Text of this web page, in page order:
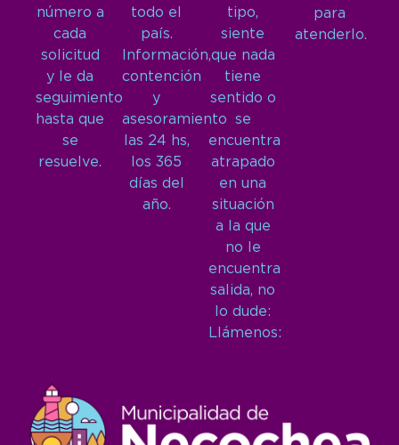
número a
cada
solicitud
y le da
seguimiento
hasta que
se
resuelve.
todo el
país.
Información,
contención
y
asesoramiento
las 24 hs,
los 365
días del
año.
tipo,
siente
que nada
tiene
sentido o
se
encuentra
atrapado
en una
situación
a la que
no le
encuentra
salida, no
lo dude:
Llámenos:
para
atenderlo.